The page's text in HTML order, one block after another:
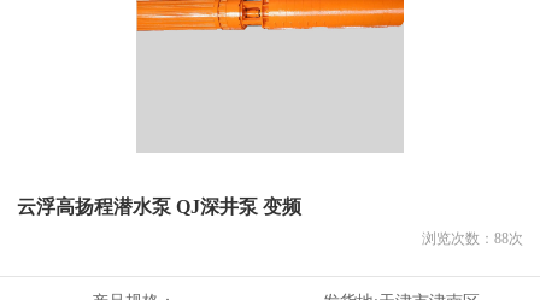
云浮高扬程潜水泵 QJ深井泵 变频
浏览次数： 88次